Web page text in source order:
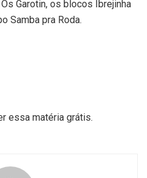
Garotin, os blocos Ibrejinha
Samba pra Roda.
essa matéria grátis.